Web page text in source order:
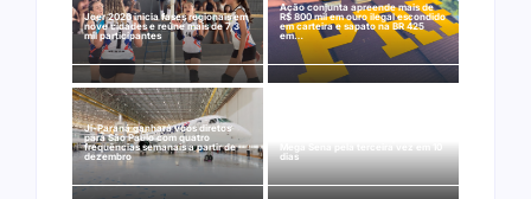
Joer 2026 inicia fases regionais em
nove cidades e reúne mais de 7,3
mil participantes
Ação conjunta apreende mais de
R$ 800 mil em ouro ilegal escondido
em carteira e sapato na BR 425
em…
Ji-Paraná ganhará voos diretos
para São Paulo com quatro
frequências semanais a partir de
dezembro
dias